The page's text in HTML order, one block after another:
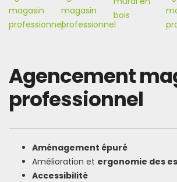
Agencement
professionnel
Aménagement épuré
Amélioration et ergonomie des
Accessibilité